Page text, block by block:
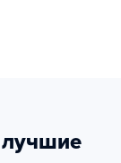
лучшие